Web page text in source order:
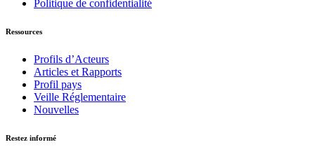
Politique de confidentialité
Ressources
Profils d’Acteurs
Articles et Rapports
Profil pays
Veille Réglementaire
Nouvelles
Restez informé